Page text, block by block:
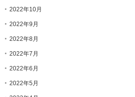
2022年10月
2022年9月
2022年8月
2022年7月
2022年6月
2022年5月